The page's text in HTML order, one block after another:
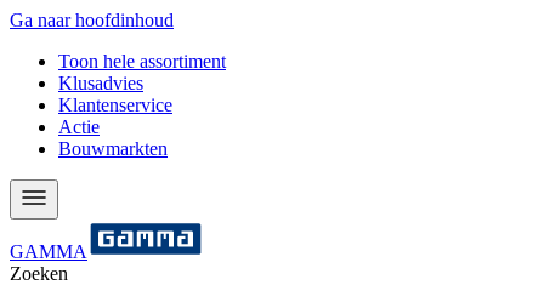
Ga naar hoofdinhoud
Toon hele assortiment
Klusadvies
Klantenservice
Actie
Bouwmarkten
GAMMA
Zoeken